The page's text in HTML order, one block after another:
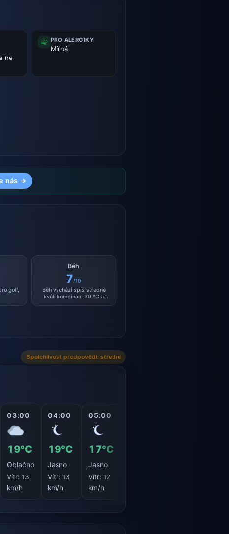
ne
PRO ALERGIKY
Mírná
nás →
golf,
Běh
7/10
Běh vychází spíš středně
kvůli kombinaci 30 °C a
Spolehlivost předpovědi: střední
03:00
19°C
Oblačno
Vítr:13
km/h
04:00
19°C
Jasno
Vítr:13
km/h
05:00
17°C
Jasno
Vítr: 12
km/h